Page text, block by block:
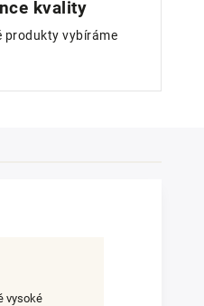
kvality
produkty vybíráme
vysoké